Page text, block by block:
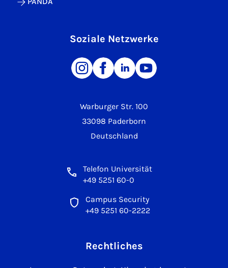
Warburger Str. 100
33098 Paderborn
Deutschland
Telefon Universität
+49 5251 60-0
Campus Security
+49 5251 60-2222
Soziale Netzwerke
Rechtliches